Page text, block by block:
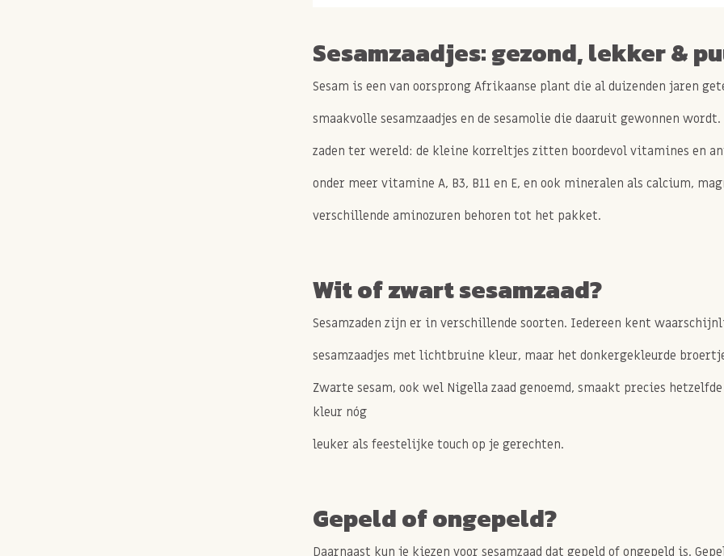
Sesamzaadjes: gezond, lekker &
Sesam is een van oorsprong Afrikaanse plant die al duizenden jaren
smaakvolle sesamzaadjes en de sesamolie die daaruit gewonnen
zaden ter wereld: de kleine korreltjes zitten boordevol vitamines en
onder meer vitamine A, B3, B11 en E, en ook mineralen als calcium,
verschillende aminozuren behoren tot het pakket.
Wit of zwart sesamzaad?
Sesamzaden zijn er in verschillende soorten. Iedereen kent
sesamzaadjes met lichtbruine kleur, maar het donkergekleurde
Zwarte sesam, ook wel Nigella zaad genoemd, smaakt precies
kleur nóg
leuker als feestelijke touch op je gerechten.
Gepeld of ongepeld?
Daarnaast kun je kiezen voor sesamzaad dat gepeld of ongepeld is.